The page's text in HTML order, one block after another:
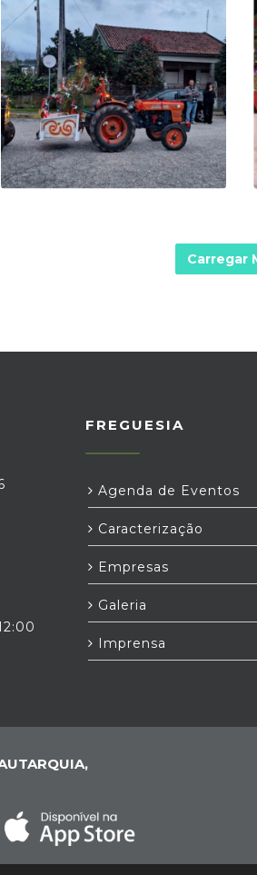
Carregar
FREGUESIA
Agenda de Eventos
Caracterização
Empresas
Galeria
Imprensa